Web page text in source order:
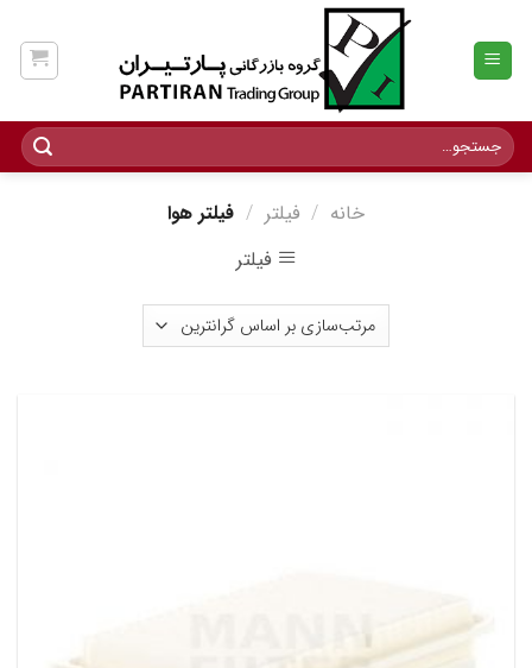
content
جستجو
برای:
خانه / فیلتر / فیلتر هوا
فیلتر